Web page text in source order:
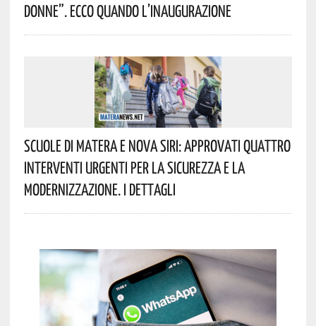
Donne”. Ecco Quando L’inaugurazione
Scuole Di Matera E Nova Siri: Approvati Quattro
Interventi Urgenti Per La Sicurezza E La
Modernizzazione. I Dettagli